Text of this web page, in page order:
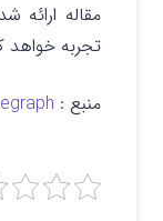
مقاله
تجربه خواهد
منبع :